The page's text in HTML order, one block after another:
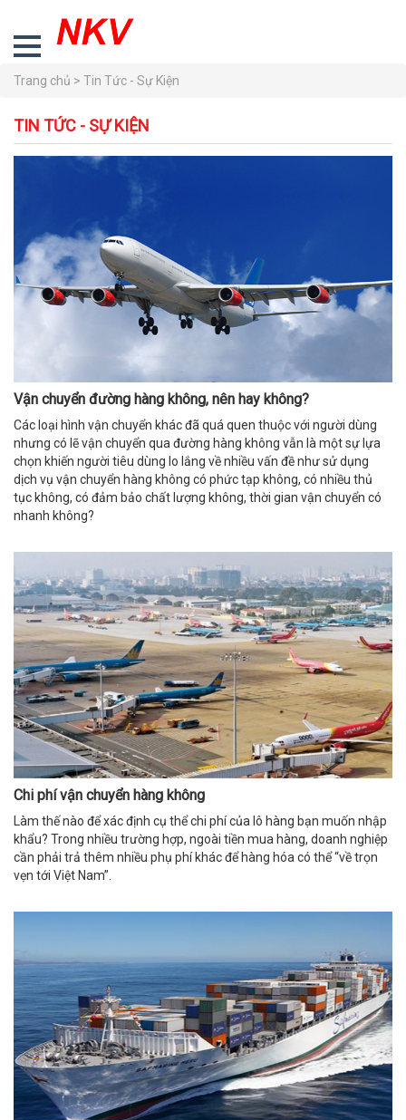
Trang chủ > Tin Tức - Sự Kiện
TIN TỨC - SỰ KIỆN
Vận chuyển đường hàng không, nên hay không?
Các loại hình vận chuyển khác đã quá quen thuộc với người dùng
nhưng có lẽ vận chuyển qua đường hàng không vẫn là một sự lựa
chọn khiến người tiêu dùng lo lắng về nhiều vấn đề như sử dụng
dịch vụ vận chuyển hàng không có phức tạp không, có nhiều thủ
tục không, có đảm bảo chất lượng không, thời gian vận chuyển có
nhanh không?
Chi phí vận chuyển hàng không
Làm thế nào để xác định cụ thể chi phí của lô hàng bạn muốn nhập
khẩu? Trong nhiều trường hợp, ngoài tiền mua hàng, doanh nghiệp
cần phải trả thêm nhiều phụ phí khác để hàng hóa có thể “về trọn
vẹn tới Việt Nam”.